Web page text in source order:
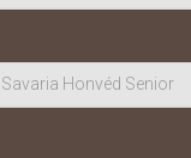
Savaria Honvéd Senior